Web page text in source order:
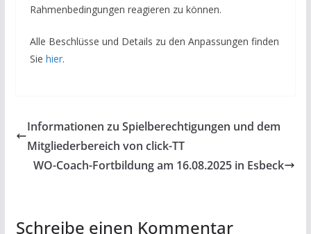
Rahmenbedingungen reagieren zu können.
Alle Beschlüsse und Details zu den Anpassungen finden
Sie hier.
Informationen zu Spielberechtigungen und dem
Mitgliederbereich von click-TT
WO-Coach-Fortbildung am 16.08.2025 in Esbeck
Schreibe einen Kommentar